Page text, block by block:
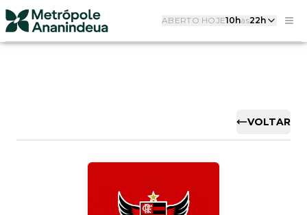
ABERTO HOJE10hàs22h
VOLTAR